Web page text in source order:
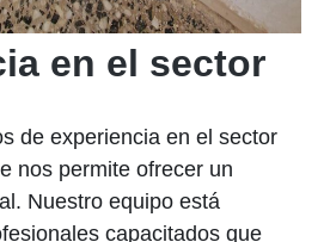
en el sector
de experiencia en el sector
nos permite ofrecer un
Nuestro equipo está
capacitados que